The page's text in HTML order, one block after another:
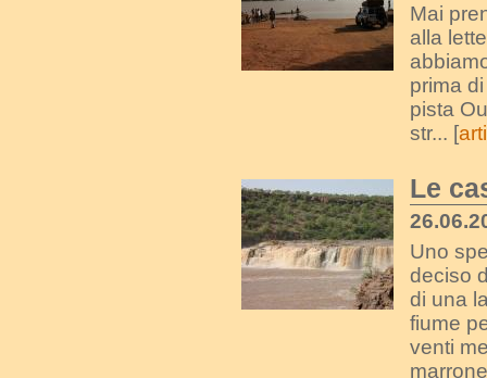
Mai
alla
prima
pista
str... [
Le
Uno
deciso
di una
fiume
venti